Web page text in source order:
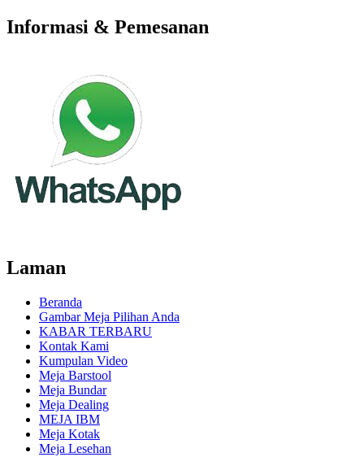
Informasi & Pemesanan
Laman
Beranda
Gambar Meja Pilihan Anda
KABAR TERBARU
Kontak Kami
Kumpulan Video
Meja Barstool
Meja Bundar
Meja Dealing
MEJA IBM
Meja Kotak
Meja Lesehan